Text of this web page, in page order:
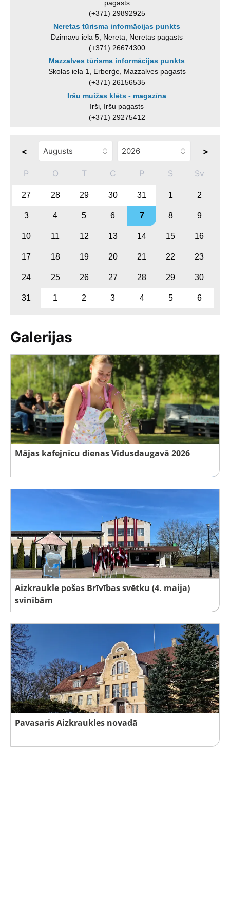
pagasts
(+371) 29892925
Neretas tūrisma informācijas punkts
Dzirnavu iela 5, Nereta, Neretas pagasts
(+371) 26674300
Mazzalves tūrisma informācijas punkts
Skolas iela 1, Ērberģe, Mazzalves pagasts
(+371) 26156535
Iršu muižas klēts - magazīna
Irši, Iršu pagasts
(+371) 29275412
< >
P O T C P S Sv
27 28 29 30 31 1 2
3 4 5 6 7 8 9
10 11 12 13 14 15 16
17 18 19 20 21 22 23
24 25 26 27 28 29 30
31 1 2 3 4 5 6
Galerijas
Mājas kafejnīcu dienas Vidusdaugavā 2026
Aizkraukle pošas Brīvības svētku (4. maija)
svinībām
Pavasaris Aizkraukles novadā